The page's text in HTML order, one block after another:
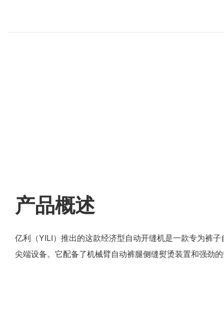
产品概述
亿利（YILI）推出的这款经济型自动开缝机是一款专为裤
尖端设备。它配备了机械臂自动裤腿侧缝熨烫装置和强劲